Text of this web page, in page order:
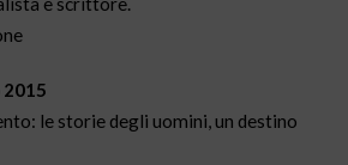
le storie degli uomini, un destino